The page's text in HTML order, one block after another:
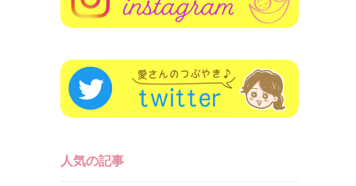
人気の記事